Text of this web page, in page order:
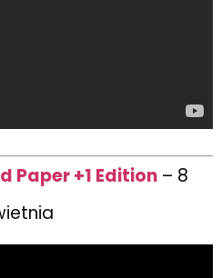
Paper +1 Edition – 8